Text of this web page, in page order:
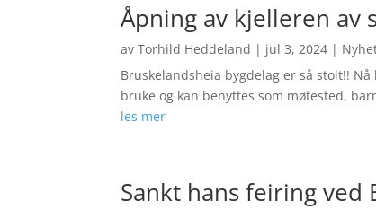
Åpning av kjelleren av
avTorhild Heddeland | jul 3, 2024 |
Bruskelandsheia bygdelag er så stolt!!
bruke og kan benyttes som møtested,
les mer
Sankt hans feiring ved